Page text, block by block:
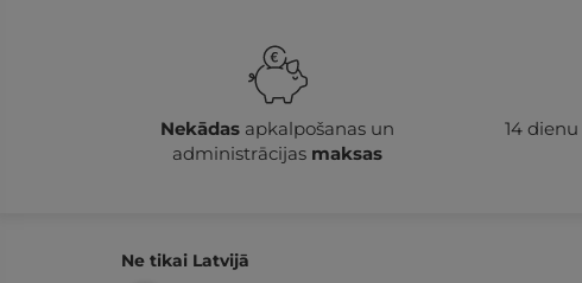
Nekādasapkalpošanas un
administrācijas maksas
14 dienu
Ne tikai Latvijā